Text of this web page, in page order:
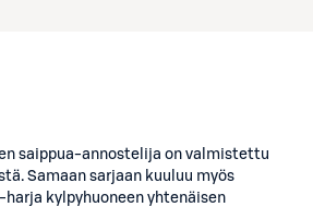
saippua-annostelija on valmistettu
Samaan sarjaan kuuluu myös
kylpyhuoneen yhtenäisen